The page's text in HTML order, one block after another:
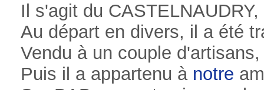
Il s'agit du
Au départ en divers, il a été
Vendu à un couple
Puis il a appartenu à notre